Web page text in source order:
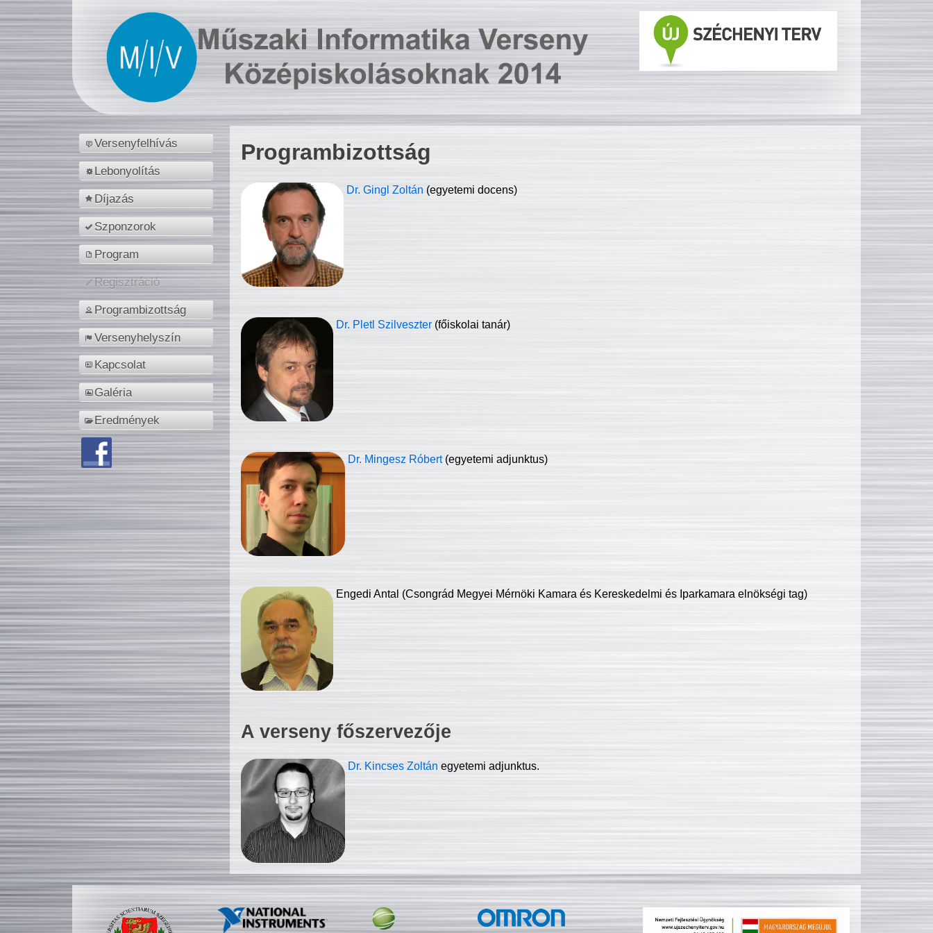
Versenyfelhívás
Lebonyolítás
Díjazás
Szponzorok
Program
Regisztráció
Programbizottság
Versenyhelyszín
Kapcsolat
Galéria
Eredmények
Programbizottság
Dr. Gingl Zoltán (egyetemi docens)
Dr. Pletl Szilveszter (főiskolai tanár)
Dr. Mingesz Róbert (egyetemi adjunktus)
Engedi Antal (Csongrád Megyei Mérnöki Kamara és Kereskedelmi és Iparkamara elnökségi tag)
A verseny főszervezője
Dr. Kincses Zoltán egyetemi adjunktus.